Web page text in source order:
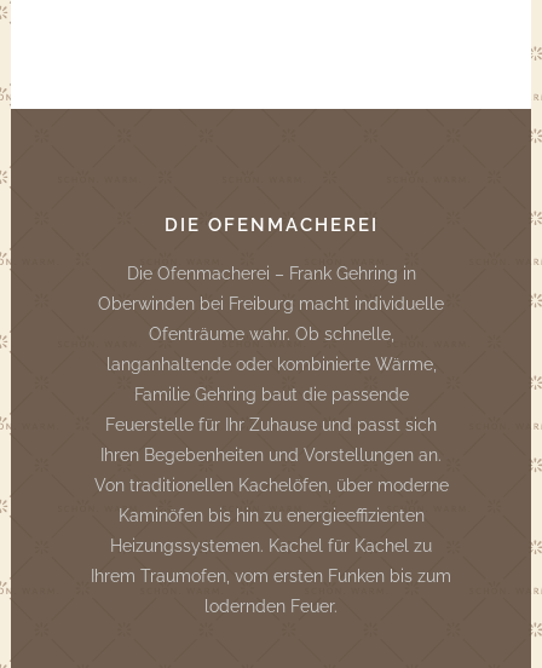
DIE OFENMACHEREI
Die Ofenmacherei – Frank Gehring in
Oberwinden bei Freiburg macht individuelle
Ofenträume wahr. Ob schnelle,
langanhaltende oder kombinierte Wärme,
Familie Gehring baut die passende
Feuerstelle für Ihr Zuhause und passt sich
Ihren Begebenheiten und Vorstellungen an.
Von traditionellen Kachelöfen, über moderne
Kaminöfen bis hin zu energieeffizienten
Heizungssystemen. Kachel für Kachel zu
Ihrem Traumofen, vom ersten Funken bis zum
lodernden Feuer.